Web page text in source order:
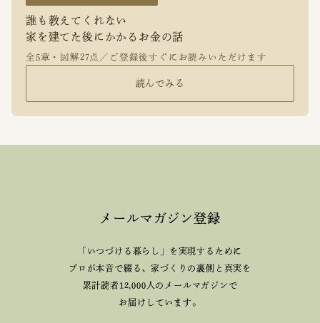
誰も教えてくれない
家を建てた後にかかるお金の話
全5章・図解27点／ご登録後すぐにお読みいただけます
読んでみる
メールマガジン登録
「いつづける暮らし」を実現するために
プロが本音で綴る、家づくりの裏側と真実を
累計読者12,000人のメールマガジンで
お届けしています。